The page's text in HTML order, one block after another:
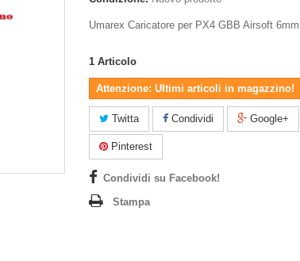
Umarex Caricatore per PX4 GBB Airsoft 6mm
1 Articolo
Attenzione: Ultimi articoli in magazzino!
Twitta Condividi Google+
Pinterest
Condividi su Facebook!
Stampa